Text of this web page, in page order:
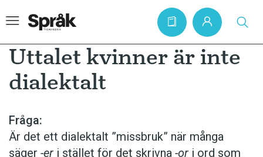
Artiklar
Krönikor
Uttalet kvinner är inte
dialektalt
Fråga:
Är det ett dialektalt ”missbruk” när många
säger -er i stället för det skrivna -or i ord som